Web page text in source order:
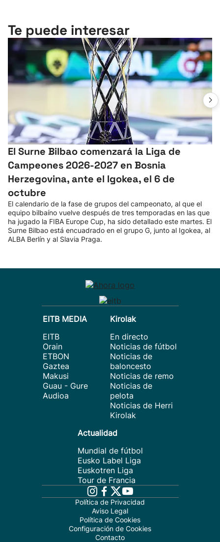
Te puede interesar
El Surne Bilbao comenzará la Liga de
Campeones 2026-2027 en Bosnia
Herzegovina, ante el Igokea, el 6 de
octubre
El calendario de la fase de grupos del campeonato, al que el
equipo bilbaíno vuelve después de tres temporadas en las que
ha jugado la FIBA Europe Cup, ha sido detallado este martes. El
Surne Bilbao está encuadrado en el grupo G, junto al Igokea, al
ALBA Berlín y al Slavia Praga.
EITB MEDIA
EITB
Orain
ETBON
Gaztea
Makusi
Guau - Gure
Audioa
Kirolak
En directo
Noticias de fútbol
Noticias de
baloncesto
Noticias de remo
Noticias de
pelota
Noticias de Herri
Kirolak
Actualidad
Mundial de fútbol
Eusko Label Liga
Euskotren Liga
Tour de Francia
Política de Privacidad
Aviso Legal
Política de Cookies
Configuración de Cookies
Contacto